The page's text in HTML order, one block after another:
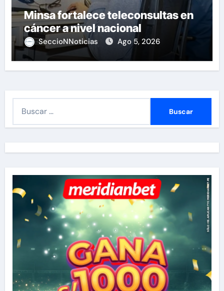
Minsa fortalece teleconsultas en
cáncer a nivel nacional
SeccioNNoticias Ago 5, 2026
r
: